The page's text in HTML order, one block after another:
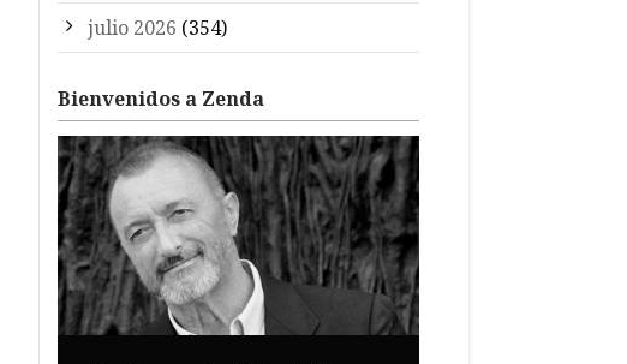
julio 2026 (354)
Bienvenidos a Zenda